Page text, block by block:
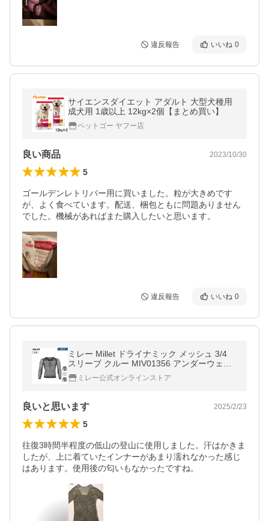
違反報告 いいね 0
サイエンスダイエット アダルト 大型犬種用
成犬用 1歳以上 12kg×2個【まとめ買い】
ペットゴー ヤフー店
良い商品 2023/10/30
5
ゴールデンレトリバー用に買いました。粒が大きめです
が、よく食べています。配送、梱包ともに問題ありません
でした。機械があればまた購入したいと思います。
違反報告 いいね 0
ミレー Millet ドライナミック メッシュ 3/4
スリーブ クルー MIV01356 アンダーウェア
メンズ インナー
ミレー公式オンラインストア
良いと思います 2025/2/23
5
往復3時間半程度の低山の登山に使用しました。汗はかきま
したが、上に着ていたインナーがあまり濡れなかった感じ
はあります。使用後の匂いもなかったですね。